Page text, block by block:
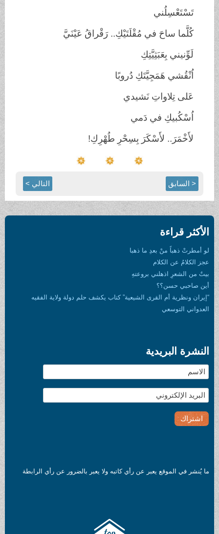
تَسْتَعْسِلُني
كُلَّما ساحَ في مُقْلَتَيْكِ.. رَقْراقُ عَيْنَيَّ
لَوِّنيني بِعَبَثِيَّتِكِ
اُنْقُشي هَمَجِيَّتَكِ دُروبًا
عَلى تِلاواتِ نَشيدي
اُسْكُبيكِ في دَمي
لأَخْمَرَ..لأَسْكَرَ بِسِحْرِ طُهْرِكِ!
< السابق التالي >
الأكثر قراءة
لو أمطرتْ ذهباً منْ بعدِ ما ذهبا
عجز الكلامُ عن الكلام
بيتٌ من الشعرِ اذهلني بروعتهِ
أين صاحبي حسن؟؟
“إيران ونظرية أم القرى الشيعية” كتاب يكشف حلم دولة ولاية الفقيه
العدواني التوسعي
النشرة البريدية
ما يُنشر في الموقع يعبر عن رأي كاتبه ولا يعبر بالضرور عن رأي الرابطة